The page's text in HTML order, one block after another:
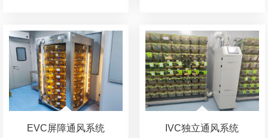
EVC屏障通风系统 IVC独立通风系统